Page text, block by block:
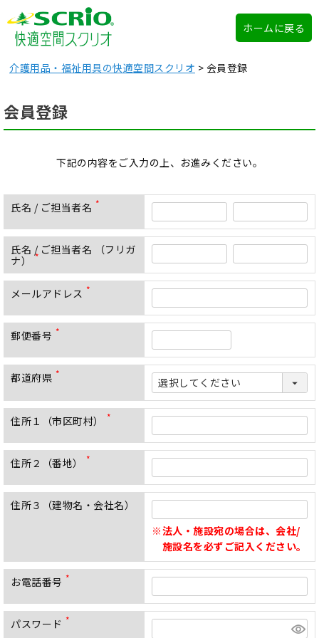
ホームに戻る
介護用品・福祉用具の快適空間スクリオ 会員登録
会員登録
下記の内容をご入力の上、お進みください。
氏名 / ご担当者名
必
須
氏名 / ご担当者名 （フリガ
ナ）
必
須
)
メールアドレス
必
須
郵便番号
必
須
)
都道府県
須
)
住所１（市区町村）
必
須
住所２（番地）
必
須
)
住所３（建物名・会社名）
法人・施設宛の場合は、会社/
施設名を必ずご記入ください。
お電話番号
必
須
)
パスワード